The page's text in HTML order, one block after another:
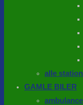
alle
GAMLE BILER